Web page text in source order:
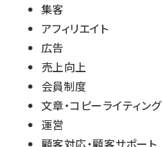
集客
アフィリエイト
広告
売上向上
会員制度
文章・コピーライティング
運営
顧客対応・顧客サポート